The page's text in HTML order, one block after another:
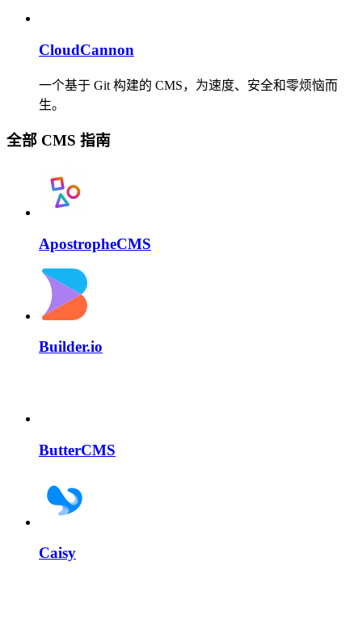
CloudCannon
一个基于 Git 构建的 CMS，为速度、安全和零烦恼而
生。
全部 CMS 指南
ApostropheCMS
Builder.io
ButterCMS
Caisy